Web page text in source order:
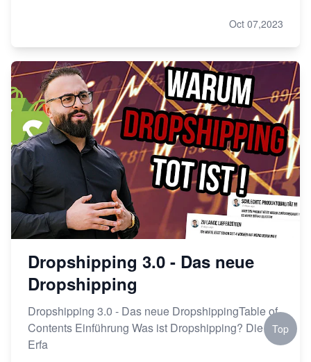
Oct 07,2023
Dropshipping 3.0 - Das neue
Dropshipping
Dropshipping 3.0 - Das neue DropshippingTable of
Contents Einführung Was ist Dropshipping? Die
Erfa
Top